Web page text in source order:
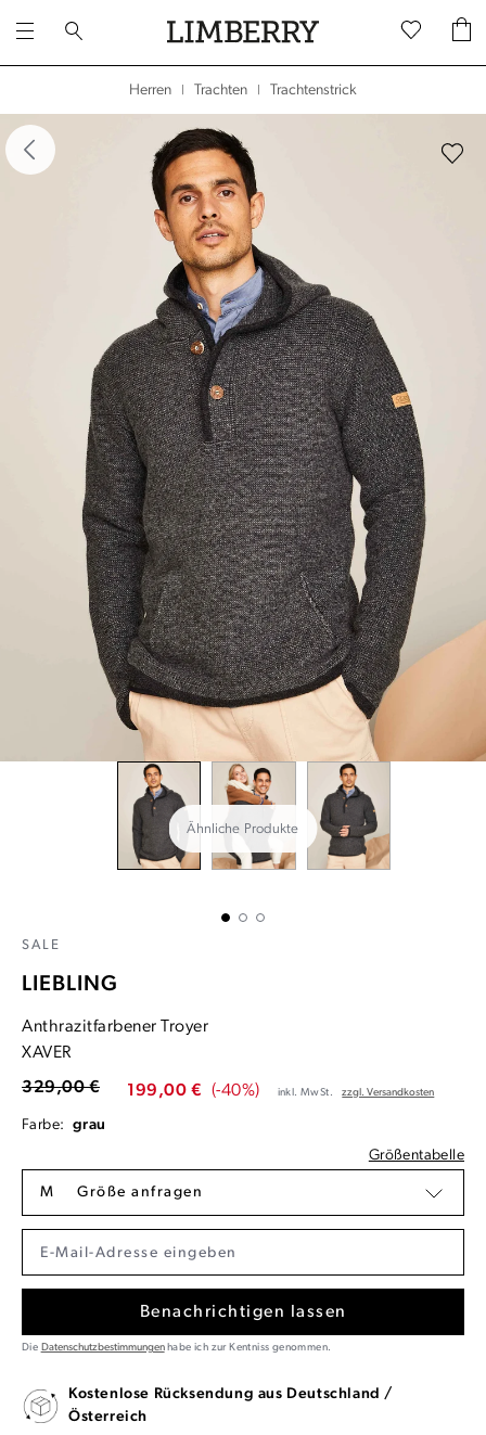
Herren Trachten Trachtenstrick
überspringen
Ähnliche Produkte
SALE
LIEBLING
Anthrazitfarbener Troyer
XAVER
199,00 € (-40%)
329,00 € inkl. MwSt. zzgl. Versandkosten
Farbe: grau
Größentabelle
M Größe anfragen
Benachrichtigen lassen
Die Datenschutzbestimmungenhabe ich zur Kentniss genommen.
Kostenlose Rücksendung aus Deutschland /
Österreich